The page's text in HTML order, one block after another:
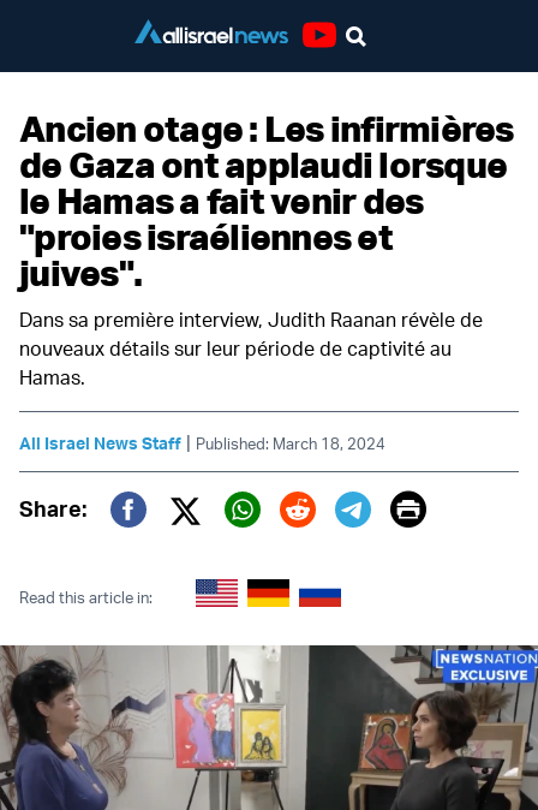
Ancien otage : Les infirmières
de Gaza ont applaudi lorsque
le Hamas a fait venir des
"proies israéliennes et
juives".
Dans sa première interview, Judith Raanan révèle de
nouveaux détails sur leur période de captivité au
Hamas.
All Israel News Staff | Published: March 18, 2024
Share:
Twitter (X)
Print
Read this article in: